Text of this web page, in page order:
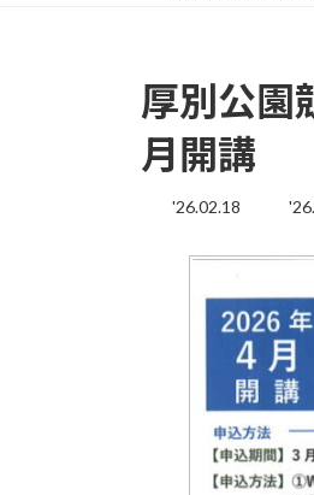
厚別公
月開講
'26.02.18
最
日
時
: